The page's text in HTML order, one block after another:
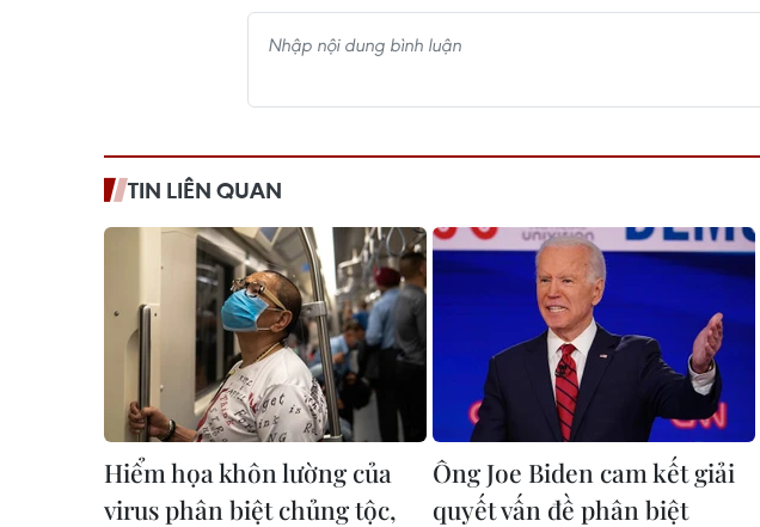
TIN LIÊN QUAN
Hiểm họa khôn lường của
virus phân biệt chủng tộc,
Ông Joe Biden cam kết giải
quyết vấn đề phân biệt